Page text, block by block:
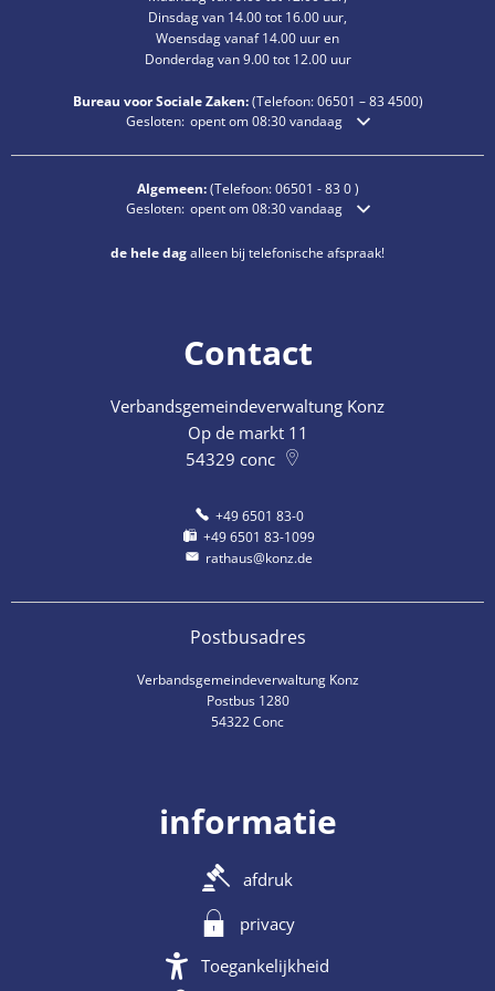
Dinsdag van 14.00 tot 16.00 uur,
Woensdag vanaf 14.00 uur en
Donderdag van 9.00 tot 12.00 uur
Bureau voor Sociale Zaken:(Telefoon:06501 – 834500)
Klik om extra openings- of sluitingstijden te verbergen
Gesloten: opent om 08:30 vandaag
Algemeen:(Telefoon:06501 - 83 0)
Klik om extra openings- of sluitingstijden te verbergen
Gesloten: opent om 08:30 vandaag
de hele dagalleen bij telefonische afspraak!
Contact
Verbandsgemeindeverwaltung Konz
Op de markt 11
54329 conc
+49 6501 83-0
+49 6501 83-1099
rathaus@konz.de
Postbusadres
Verbandsgemeindeverwaltung Konz
Postbus 1280
54322 Conc
informatie
afdruk
privacy
Toegankelijkheid